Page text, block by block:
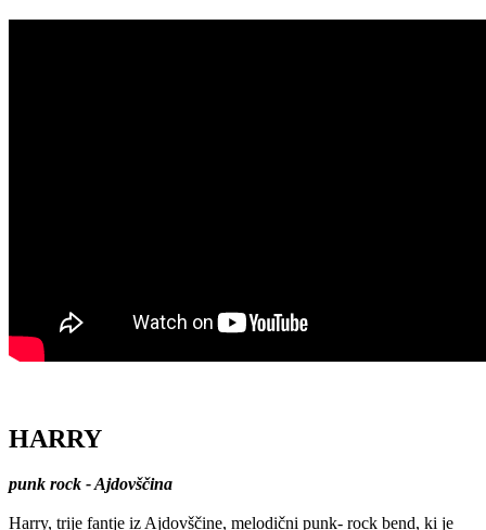
HARRY
punk rock - Ajdovščina
Harry, trije fantje iz Ajdovščine, melodični punk- rock bend, ki je